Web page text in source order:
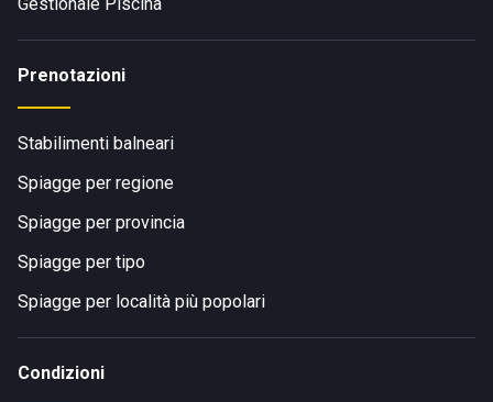
Prenotazioni
Stabilimenti balneari
Spiagge per regione
Spiagge per provincia
Spiagge per tipo
Spiagge per località più popolari
Condizioni